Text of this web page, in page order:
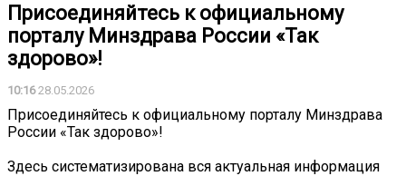
Присоединяйтесь к официальному
порталу Минздрава России «Так
здорово»!
10:1628.05.2026
Присоединяйтесь к официальному порталу Минздрава
России «Так здорово»!
Здесь систематизирована вся актуальная информация